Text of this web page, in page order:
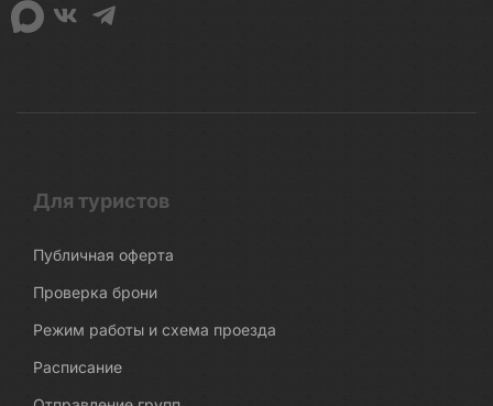
Для туристов
Публичная оферта
Проверка брони
Режим работы и схема проезда
Расписание